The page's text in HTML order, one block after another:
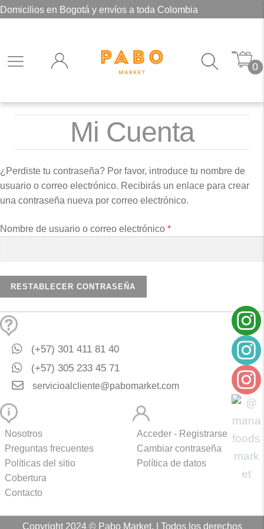
Domicilios en Bogotá y envíos a toda Colombia
0
Mi Cuenta
¿Perdiste tu contraseña? Por favor, introduce tu nombre de
usuario o correo electrónico. Recibirás un enlace para crear
una contraseña nueva por correo electrónico.
Nombre de usuario o correo electrónico *Obligatorio
RESTABLECER CONTRASEÑA
(+57) 301 411 81 40
(+57) 305 233 45 71
servicioalcliente@pabomarket.com
Nosotros
Preguntas frecuentes
Políticas del sitio
Cobertura
Contacto
Acceder - Registrarse
Cambiar contraseña
Política de datos
Copyright 2024 © Pabo Market. | Todos los derechos